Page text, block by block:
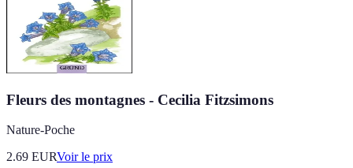
Fleurs des montagnes - Cecilia Fitzsimons
Nature-Poche
2.69 EURVoir le prix